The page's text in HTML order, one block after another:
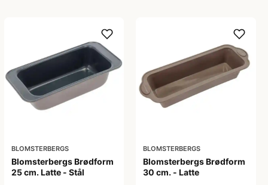
BLOMSTERBERGS
Blomsterbergs Brødform
25 cm. Latte - Stål
BLOMSTERBERGS
Blomsterbergs Brødform
30 cm. - Latte